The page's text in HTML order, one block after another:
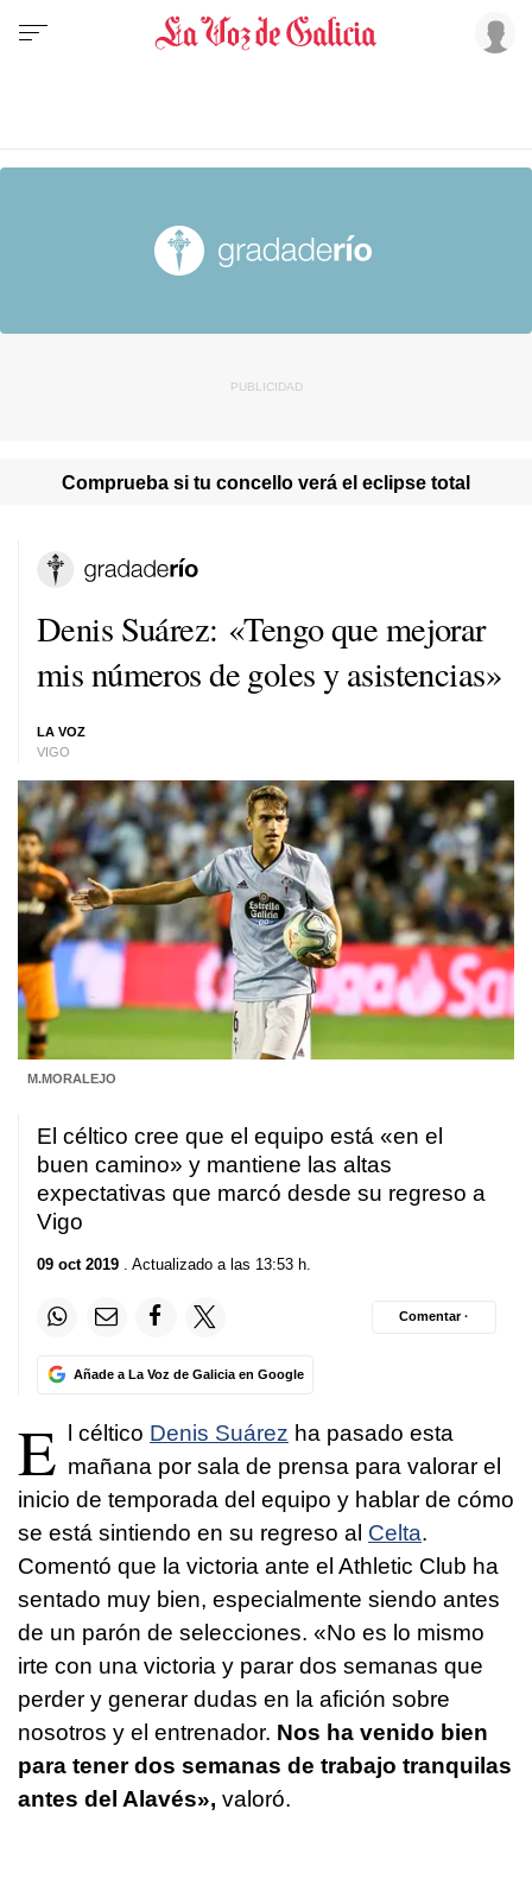
Comprueba si tu concello verá el eclipse total
Denis Suárez: «Tengo que mejorar
mis números de goles y asistencias»
LA VOZ
VIGO
M.MORALEJO
El céltico cree que el equipo está «en el
buen camino» y mantiene las altas
expectativas que marcó desde su regreso a
Vigo
09 oct 2019 . Actualizado a las 13:53 h.
Añade a La Voz de Galicia en Google
Comentar ·
E l céltico Denis Suárez ha pasado esta
mañana por sala de prensa para valorar el
inicio de temporada del equipo y hablar de cómo
se está sintiendo en su regreso al Celta.
Comentó que la victoria ante el Athletic Club ha
sentado muy bien, especialmente siendo antes
de un parón de selecciones. «No es lo mismo
irte con una victoria y parar dos semanas que
perder y generar dudas en la afición sobre
nosotros y el entrenador. Nos ha venido bien
para tener dos semanas de trabajo tranquilas
antes del Alavés», valoró.